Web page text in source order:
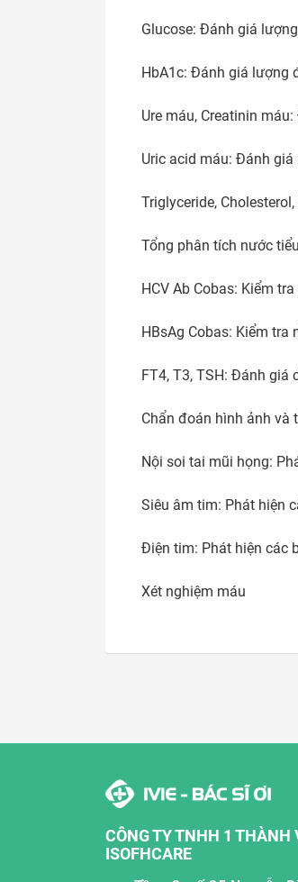
Glucose: Đánh giá
HbA1c: Đánh giá lượng
Ure máu, Creatinin
Uric acid máu: Đánh giá
Triglyceride,
Tổng phân tích nước
HCV Ab Cobas: Kiểm
HBsAg Cobas: Kiểm tra
FT4, T3, TSH: Đánh giá
Chẩn đoán hình ảnh và
Nội soi tai mũi họng:
Siêu âm tim: Phát hiện
Điện tim: Phát hiện các
Xét nghiệm máu
CÔNG TY TNHH 1 THÀNH
ISOFHCARE